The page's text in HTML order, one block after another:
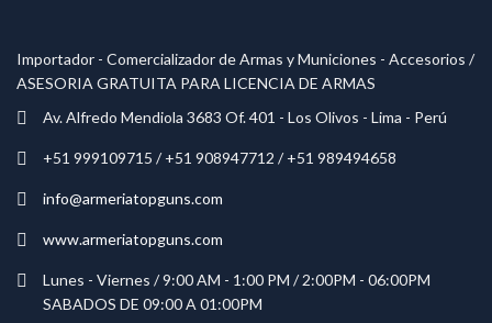
Importador - Comercializador de Armas y Municiones - Accesorios /
ASESORIA GRATUITA PARA LICENCIA DE ARMAS
Av. Alfredo Mendiola 3683 Of. 401 - Los Olivos - Lima - Perú
+51 999109715 / +51 908947712 / +51 989494658
info@armeriatopguns.com
www.armeriatopguns.com
Lunes - Viernes / 9:00 AM - 1:00 PM / 2:00PM - 06:00PM
SABADOS DE 09:00 A 01:00PM